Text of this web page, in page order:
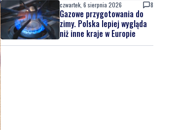
czwartek, 6 sierpnia 2026 8
Gazowe przygotowania do
zimy. Polska lepiej wygląda
niż inne kraje w Europie